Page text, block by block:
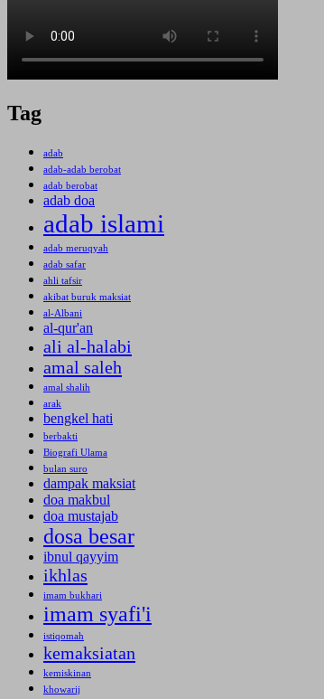
Tag
adab
adab-adab berobat
adab berobat
adab doa
adab islami
adab meruqyah
adab safar
ahli tafsir
akibat buruk maksiat
al-Albani
al-qur'an
ali al-halabi
amal saleh
amal shalih
arak
bengkel hati
berbakti
Biografi Ulama
bulan suro
dampak maksiat
doa makbul
doa mustajab
dosa besar
ibnul qayyim
ikhlas
imam bukhari
imam syafi'i
istiqomah
kemaksiatan
kemiskinan
khowarij